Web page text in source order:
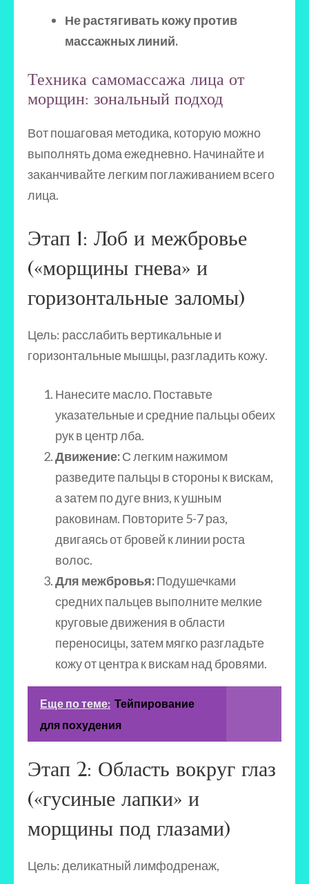
Не растягивать кожу против
массажных линий.
Техника самомассажа лица от
морщин: зональный подход
Вот пошаговая методика, которую можно
выполнять дома ежедневно. Начинайте и
заканчивайте легким поглаживанием всего
лица.
Этап 1: Лоб и межбровье
(«морщины гнева» и
горизонтальные заломы)
Цель: расслабить вертикальные и
горизонтальные мышцы, разгладить кожу.
Нанесите масло. Поставьте
указательные и средние пальцы обеих
рук в центр лба.
Движение:С легким нажимом
разведите пальцы в стороны к вискам,
а затем по дуге вниз, к ушным
раковинам. Повторите 5-7 раз,
двигаясь от бровей к линии роста
волос.
Для межбровья:Подушечками
средних пальцев выполните мелкие
круговые движения в области
переносицы, затем мягко разгладьте
кожу от центра к вискам над бровями.
Еще по теме: Тейпирование
для похудения
Этап 2: Область вокруг глаз
(«гусиные лапки» и
морщины под глазами)
Цель: деликатный лимфодренаж,